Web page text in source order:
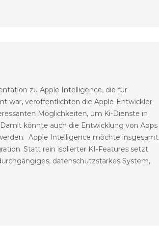
zu Apple Intelligence, die für
war, veröffentlichten die Apple-Entwickler
Möglichkeiten, um Ki-Dienste in
könnte auch die Entwicklung von Apps
Apple Intelligence möchte insgesamt
Statt rein isolierter KI-Features setzt
datenschutzstarkes System,